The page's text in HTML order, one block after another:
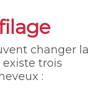
changer la
trois
: